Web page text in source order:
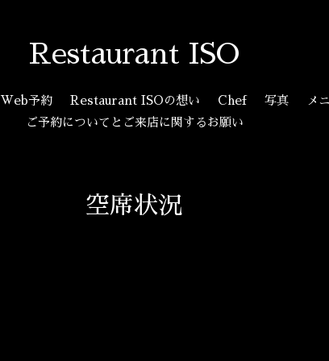
Restaurant ISO
Web予約 Restaurant ISOの想い Chef 写真 メ
ご予約についてとご来店に関するお願い
空席状況